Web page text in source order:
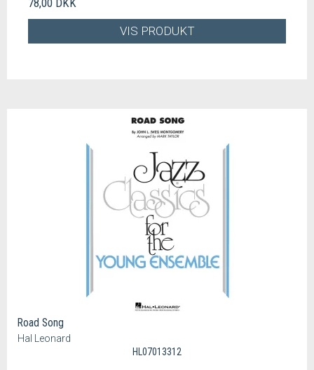
78,00 DKK
VIS PRODUKT
Road Song
Hal Leonard
HL07013312